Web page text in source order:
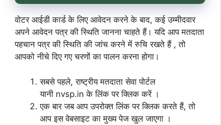
वोटर आईडी कार्ड के लिए आवेदन करने के बाद, कई उम्मीदवार
अपने आवेदन पत्र की स्थिति जानना चाहते हैं। यदि आप मतदाता
पहचान पत्र की स्थिति की जांच करने में रुचि रखते हैं , तो
आपको नीचे दिए गए चरणों का पालन करना होगा।
सबसे पहले, राष्ट्रीय मतदाता सेवा पोर्टल
यानी nvsp.in के लिंक पर क्लिक करें ।
एक बार जब आप उपरोक्त लिंक पर क्लिक करते हैं, तो
आप इस वेबसाइट का मुख्य पेज खुल जाएगा ।